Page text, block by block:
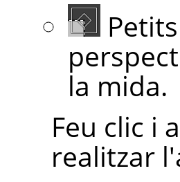
la mida.
Feu clic i
realitzar